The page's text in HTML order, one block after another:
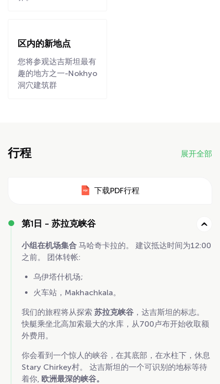
区内的新地点
您将参观达吉斯坦最有
趣的地方之一-Nokhyo
洞穴建筑群
行程 展开全部
下载PDF行程
第1日 - 苏拉克峡谷
小组在机场集合 马哈奇卡拉的。 建议抵达时间为12:00
之前。 团体转帐:
乌伊塔什机场;
火车站，Makhachkala。
我们的旅程将从探索 苏拉克峡谷 ，达吉斯坦的标志。
快艇乘坐北高加索最大的水库，从700卢布开始收取额
外费用。
你会看到一个惊人的峡谷，在其底部，在水柱下，休息
Stary Chirkey村。 达吉斯坦的一个可识别的地标等待
着你, 欧洲最深的峡谷。